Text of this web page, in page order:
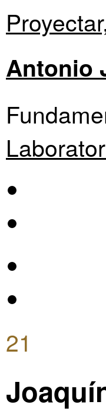
Antonio
21